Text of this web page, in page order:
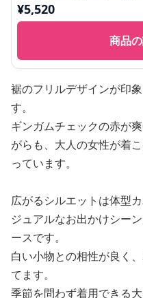
¥5,520
商品
裾のフリルデザインが印
す。
ギンガムチェックの赤が
がらも、大人の女性が着
っています。
広がるシルエットは体型
ジュアルなお出かけシー
ースです。
白い小物との相性が良く
てます。
季節を問わず着用できる